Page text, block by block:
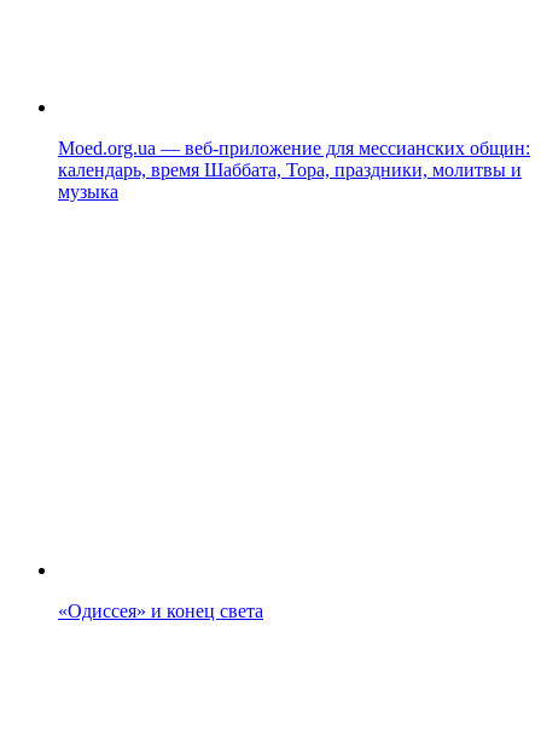
Moed.org.ua — веб-приложение для мессианских общин:
календарь, время Шаббата, Тора, праздники, молитвы и
музыка
«Одиссея» и конец света